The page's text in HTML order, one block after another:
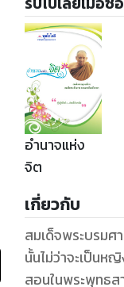
อำนาจแห่ง
จิต
เกี่ยวกับ
สมเด็จพระบรมศ
นั้นไม่ว่าจะเป็นห
สอนในพระพุทธส